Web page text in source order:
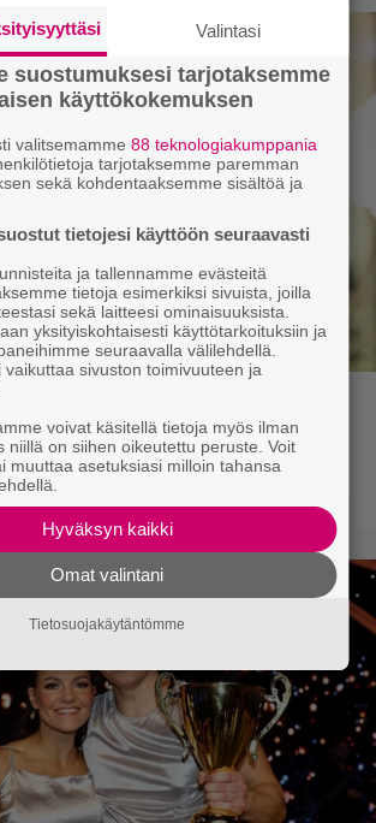
Vappu Pimiän
Portugalissa – ”Kaunis
Valintasi
suostumuksesi tarjotaksemme
käyttökokemuksen
valitsemamme88 teknologiakumppania
tarjotaksemme paremman
sekä kohdentaaksemme sisältöä ja
tietojesi käyttöön seuraavasti
ja tallennamme evästeitä
tietoja esimerkiksi sivuista, joilla
sekä laitteesi ominaisuuksista.
yksityiskohtaisesti käyttötarkoituksiin ja
seuraavalla välilehdellä.
vaikuttaa sivuston toimivuuteen ja
voivat käsitellä tietoja myös ilman
niillä on siihen oikeutettu peruste. Voit
muuttaa asetuksiasi milloin tahansa
Hyväksyn kaikki
Omat valintani
Tietosuojakäytäntömme